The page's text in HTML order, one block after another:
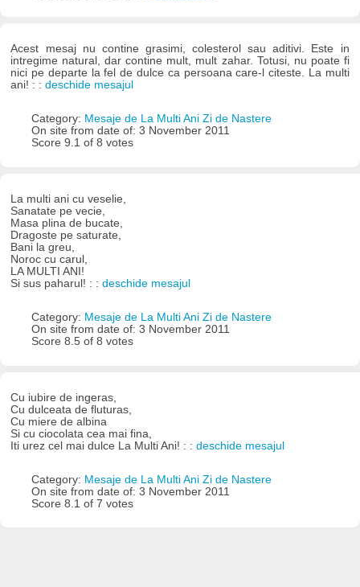
Acest mesaj nu contine grasimi, colesterol sau aditivi. Este in
intregime natural, dar contine mult, mult zahar. Totusi, nu poate fi
nici pe departe la fel de dulce ca persoana care-l citeste. La multi
ani! : :deschide mesajul
Category: Mesaje de La Multi Ani Zi de Nastere
On site from date of: 3 November 2011
Score 9.1 of 8 votes
La multi ani cu veselie,
Sanatate pe vecie,
Masa plina de bucate,
Dragoste pe saturate,
Bani la greu,
Noroc cu carul,
LA MULTI ANI!
Si sus paharul! : :deschide mesajul
Category: Mesaje de La Multi Ani Zi de Nastere
On site from date of: 3 November 2011
Score 8.5 of 8 votes
Cu iubire de ingeras,
Cu dulceata de fluturas,
Cu miere de albina
Si cu ciocolata cea mai fina,
Iti urez cel mai dulce La Multi Ani! : :deschide mesajul
Category: Mesaje de La Multi Ani Zi de Nastere
On site from date of: 3 November 2011
Score 8.1 of 7 votes